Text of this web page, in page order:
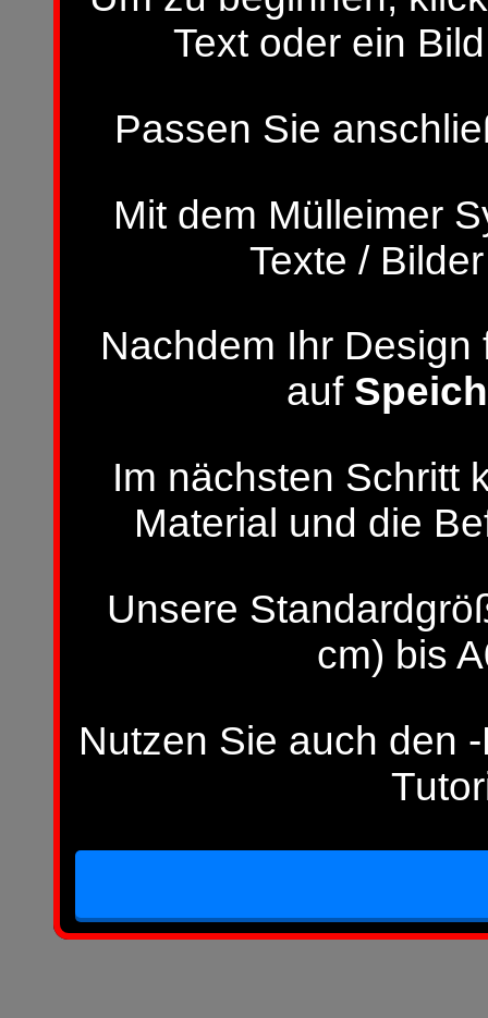
Text oder ein
Passen Sie
Mit dem Mülleimer
Texte /
Nachdem Ihr
auf
Im nächsten Schritt
Material und die
Unsere
cm) bis
Nutzen Sie auch den